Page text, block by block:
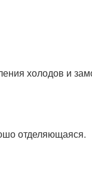
холодов и
отделяющаяся.